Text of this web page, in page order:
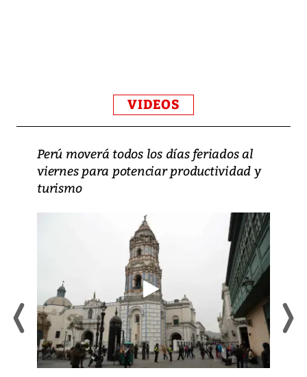
VIDEOS
Perú moverá todos los días feriados al
viernes para potenciar productividad y
turismo